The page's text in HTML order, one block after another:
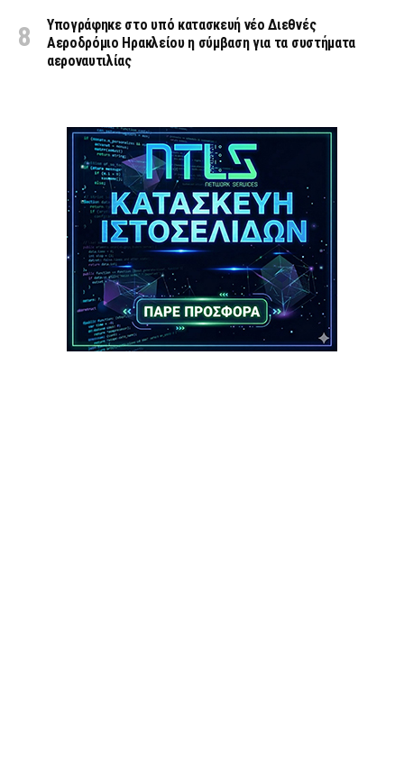
Υπογράφηκε στο υπό κατασκευή νέο Διεθνές
Αεροδρόμιο Ηρακλείου η σύμβαση για τα συστήματα
αεροναυτιλίας